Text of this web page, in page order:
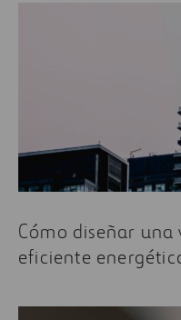
Cómo diseñar
eficiente